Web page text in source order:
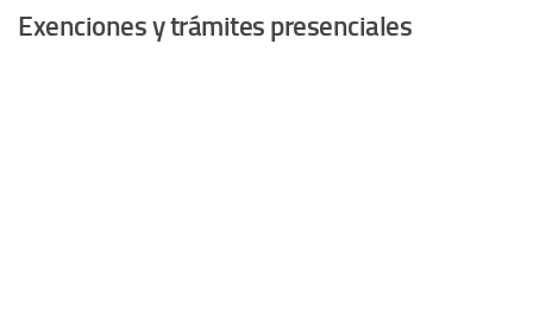
Exenciones y trámites presenciales